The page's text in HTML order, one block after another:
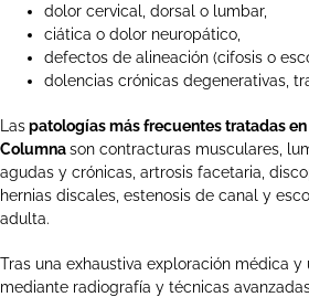
dolor cervical, dorsal o lumbar,
ciática o dolor neuropático,
defectos de alineación (cifosis o
dolencias crónicas degenerativas,
Laspatologías más frecuentes tratadas
Columnason contracturas musculares,
agudas y crónicas, artrosis facetaria,
hernias discales, estenosis de canal y
adulta.
Tras una exhaustiva exploración médica
mediante radiografía y técnicas